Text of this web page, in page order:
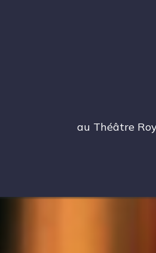
au Théâtre